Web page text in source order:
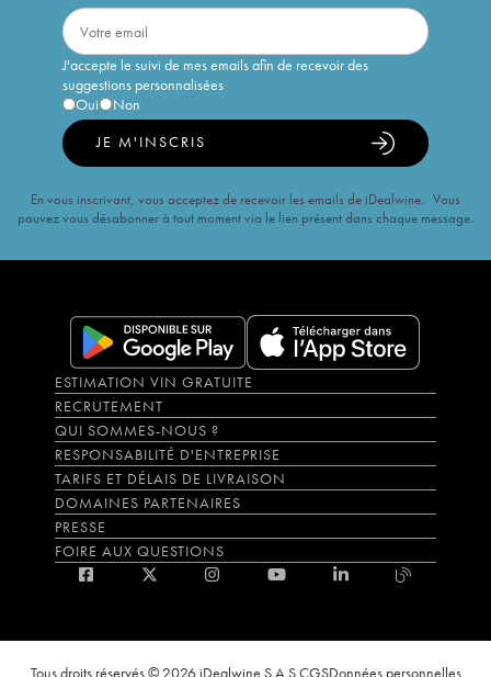
J'accepte le suivi de mes emails afin de recevoir des
suggestions personnalisées
Oui
Non
JE M'INSCRIS
En vous inscrivant, vous acceptez de recevoir les emails de iDealwine. Vous
pouvez vous désabonner à tout moment via le lien présent dans chaque message.
ESTIMATION VIN GRATUITE
RECRUTEMENT
QUI SOMMES-NOUS ?
RESPONSABILITÉ D'ENTREPRISE
TARIFS ET DÉLAIS DE LIVRAISON
DOMAINES PARTENAIRES
PRESSE
FOIRE AUX QUESTIONS
Tous droits réservés © 2026 iDealwine S.A.S.CGSDonnées personnelles